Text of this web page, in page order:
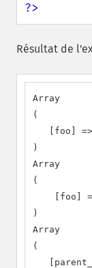
?>
Résultat de
Array
(
[foo]
)
Array
(
[foo]
)
Array
(